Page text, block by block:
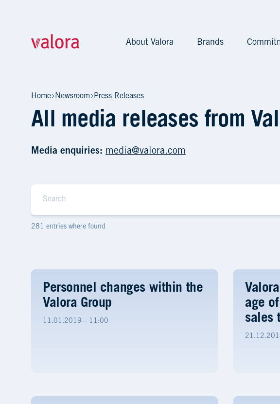
About Valora Brands
Home Newsroom Press Releases
All media releases from
Media enquiries: media@valora.com
281 entries where found
Personnel changes within the
Valora Group
11.01.2019 – 11:00
age
sales